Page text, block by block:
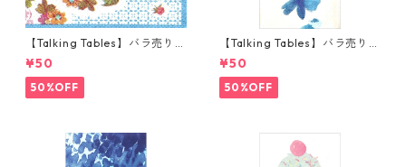
【Talking Tables】バラ売り1
枚 ポケットサイズ ペーパーナ
プキン TRULY ブルー
¥50
50%OFF
【Talking Tables】バラ売り1
枚 ランチサイズ ペーパーナプ
キン FLUORESCENT FLORAL
ブルー
¥50
50%OFF